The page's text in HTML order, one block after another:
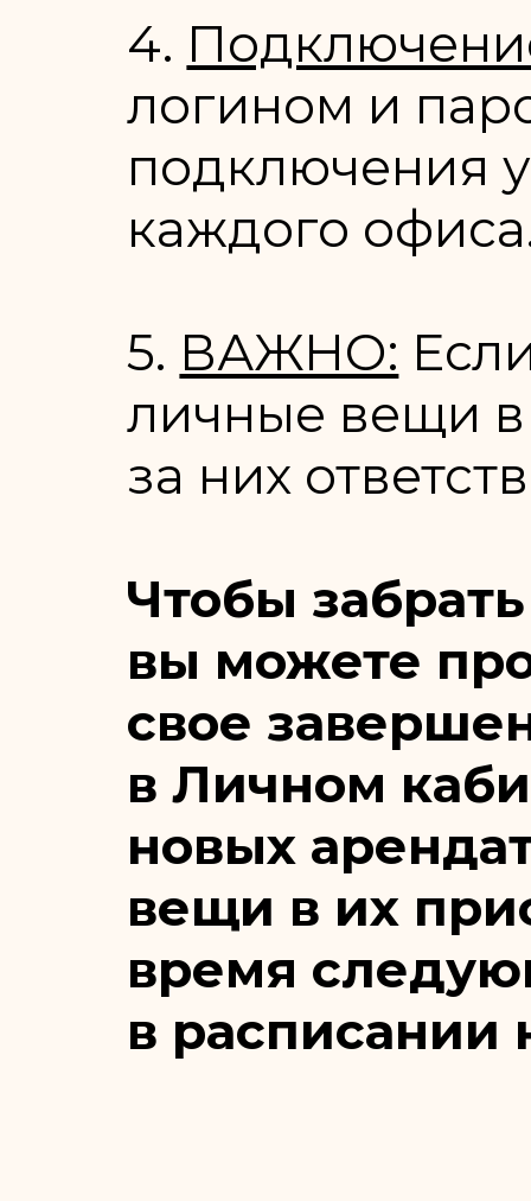
4.
логином и
подключения
каждого
5. ВАЖНО:
личные вещи
за них
Чтобы
вы можете
свое
в Личном
новых
вещи в их
время
в расписании